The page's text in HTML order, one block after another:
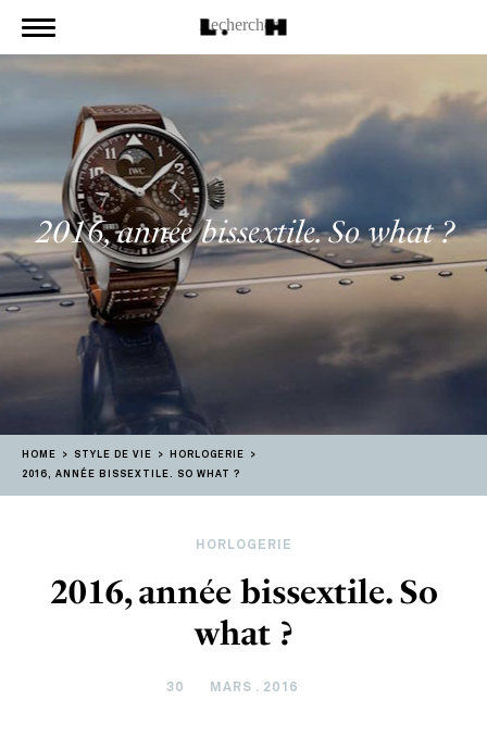
2016, année bissextile. So what ?
HOME STYLE DE VIE
HORLOGERIE
2016, ANNÉE BISSEXTILE. SO WHAT ?
HORLOGERIE
2016, année bissextile. So
what ?
30 MARS . 2016